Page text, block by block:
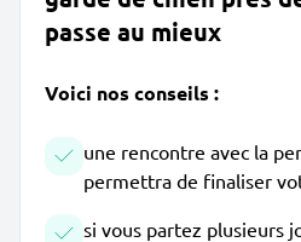
passe au mieux
Voici nos conseils :
une rencontre avec la
permettra de finaliser
si vous partez plusieurs